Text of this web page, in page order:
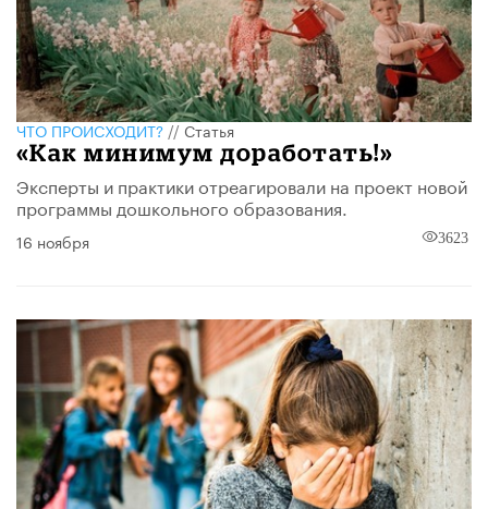
ЧТО ПРОИСХОДИТ?//Статья
​«Как минимум доработать!»
Эксперты и практики отреагировали на проект новой
программы дошкольного образования.
16 ноября 3623